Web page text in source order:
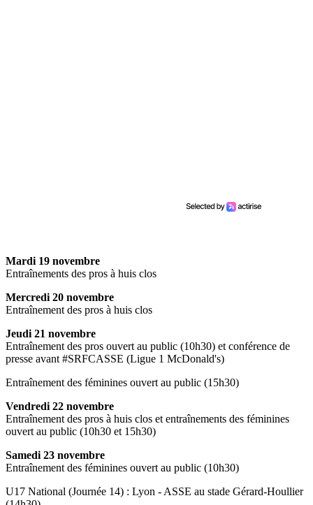
Mardi 19 novembre
Entraînements des pros à huis clos
Mercredi 20 novembre
Entraînement des pros à huis clos
Jeudi 21 novembre
Entraînement des pros ouvert au public (10h30) et conférence de
presse avant #SRFCASSE (Ligue 1 McDonald's)
Entraînement des féminines ouvert au public (15h30)
Vendredi 22 novembre
Entraînement des pros à huis clos et entraînements des féminines
ouvert au public (10h30 et 15h30)
Samedi 23 novembre
Entraînement des féminines ouvert au public (10h30)
U17 National (Journée 14) : Lyon - ASSE au stade Gérard-Houllier